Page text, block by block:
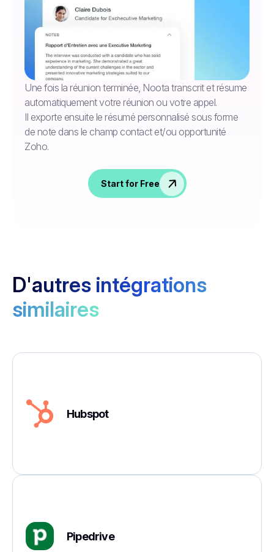
Une fois la réunion terminée, Noota transcrit et résume
automatiquement votre réunion ou votre appel.
Il exporte ensuite le résumé personnalisé sous forme
de note dans le champ contact et/ou opportunité
Zoho.
Start for Free
D'autres intégrations
similaires
Hubspot
Pipedrive